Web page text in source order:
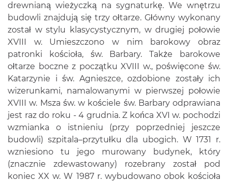
drewnianą wieżyczką na sygnaturkę. We wnętrzu
budowli znajdują się trzy ołtarze. Główny wykonany
został w stylu klasycystycznym, w drugiej połowie
XVIII w. Umieszczono w nim barokowy obraz
patronki kościoła, św. Barbary. Także barokowe
ołtarze boczne z początku XVIII w., poświęcone św.
Katarzynie i św. Agnieszce, ozdobione zostały ich
wizerunkami, namalowanymi w pierwszej połowie
XVIII w. Msza św. w kościele św. Barbary odprawiana
jest raz do roku - 4 grudnia. Z końca XVI w. pochodzi
wzmianka o istnieniu (przy poprzedniej jeszcze
budowli) szpitala–przytułku dla ubogich. W 1731 r.
wzniesiono tu jego murowany budynek, który
(znacznie zdewastowany) rozebrany został pod
koniec XX w. W 1987 r. wybudowano obok kościoła